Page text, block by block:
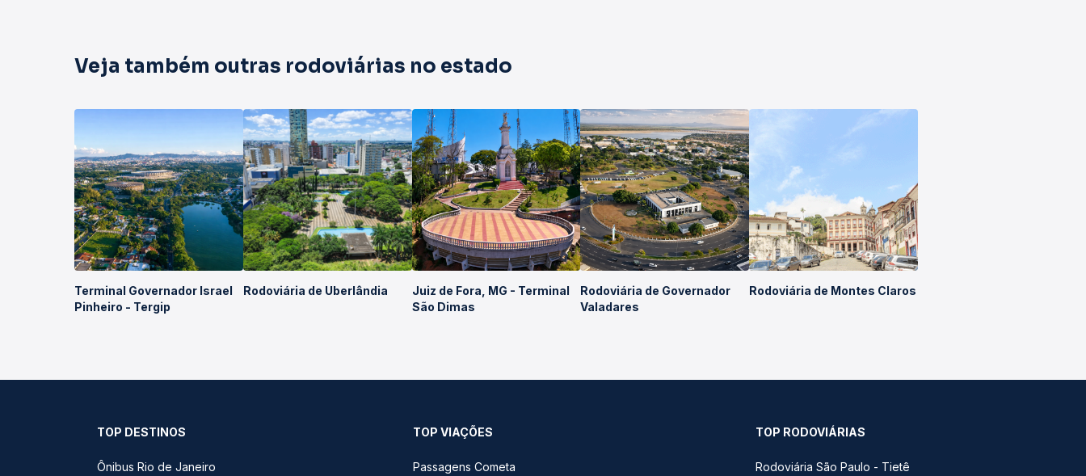
Veja também outras rodoviárias no estado
Terminal Governador Israel
Pinheiro - Tergip
Rodoviária de Uberlândia
Juiz de Fora, MG - Terminal
São Dimas
Rodoviária de Governador
Valadares
Rodoviária de Montes Claros
TOP DESTINOS
Ônibus Rio de Janeiro
TOP VIAÇÕES
Passagens Cometa
TOP RODOVIÁRIAS
Rodoviária São Paulo - Tietê